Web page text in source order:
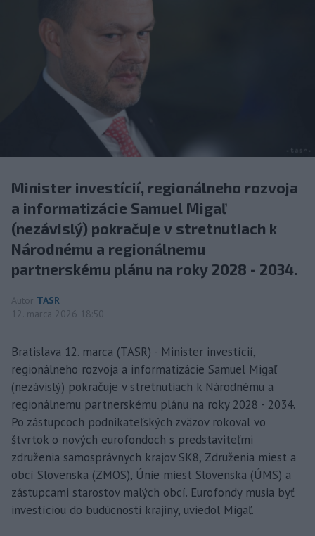
Minister investícií, regionálneho rozvoja
a informatizácie Samuel Migaľ
(nezávislý) pokračuje v stretnutiach k
Národnému a regionálnemu
partnerskému plánu na roky 2028 - 2034.
Autor TASR
12. marca 2026 18:50
Bratislava 12. marca (TASR) - Minister investícií,
regionálneho rozvoja a informatizácie Samuel Migaľ
(nezávislý) pokračuje v stretnutiach k Národnému a
regionálnemu partnerskému plánu na roky 2028 - 2034.
Po zástupcoch podnikateľských zväzov rokoval vo
štvrtok o nových eurofondoch s predstaviteľmi
združenia samosprávnych krajov SK8, Združenia miest a
obcí Slovenska (ZMOS), Únie miest Slovenska (ÚMS) a
zástupcami starostov malých obcí. Eurofondy musia byť
investíciou do budúcnosti krajiny, uviedol Migaľ.